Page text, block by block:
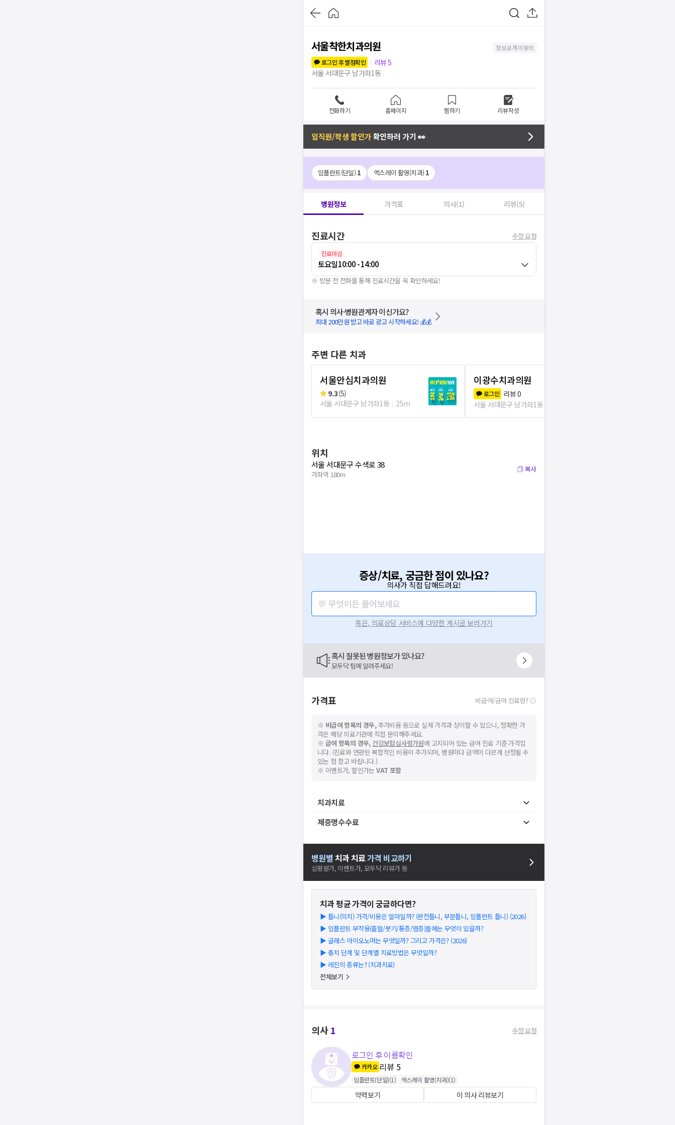
서울착한치과의원
정보공개 미동의
로그인 후 별점확인
리뷰5
서울 서대문구 남가좌1동
전화하기 홈페이지 찜하기 리뷰작성
임직원/학생 할인가확인하러 가기 👀
임플란트(단일)1 엑스레이 촬영(치과)1
병원정보 가격표 의사(1) 리뷰(5)
진료시간 수정 요청
진료마감
토요일10:00 - 14:00
※ 방문 전 전화를 통해 진료시간을 꼭 확인하세요!
혹시 의사·병원관계자 이신가요?
최대 200만원 받고 바로 광고 시작하세요! 💰💰
주변 다른 치과
서울안심치과의원
9.3(5)
서울 서대문구 남가좌1동
25m
이광수치과의원
로그인 리뷰0
서울 서대문구 남가좌1동
위치
서울 서대문구 수색로 38
가좌역 180m
복사
증상/치료, 궁금한 점이 있나요?
의사가 직접 답해드려요!
💬 무엇이든 물어보세요
혹은, 의료상담 서비스에 다양한 게시글 보러가기
혹시 잘못된 병원정보가 있나요?
모두닥 팀에 알려주세요!
가격표 비급여/급여 진료란?
※ 비급여 항목의 경우,추가비용 등으로 실제 가격과 상이할 수 있으니, 정확한 가
격은 해당 의료기관에 직접 문의해주세요.
※ 급여 항목의 경우, 건강보험심사평가원에 고지되어 있는 급여 진료 기준 가격입
니다. (진료와 연관된 복합적인 비용이 추가되어, 병원마다 금액이 다르게 산정될 수
있는 점 참고 바랍니다.)
※ 이벤트가, 할인가는VAT 포함
치과치료
제증명수수료
병원별 치과치료가격 비교하기
심평원가, 이벤트가, 모두닥 리뷰가 등
치과평균 가격이 궁금하다면?
▶ 틀니(의치) 가격/비용은 얼마일까? (완전틀니, 부분틀니, 임플란트 틀니) (2026)
▶ 임플란트 부작용(출혈/붓기/통증/염증)들에는 무엇이 있을까?
▶ 글래스 아이오노머는 무엇일까? 그리고 가격은? (2026)
▶ 충치 단계 및 단계별 치료방법은 무엇일까?
▶ 레진의 종류는? (치과치료)
전체보기
의사1 수정 요청
로그인 후 이름확인
카카오 리뷰 5
임플란트(단일)(1) 엑스레이 촬영(치과)(1)
약력보기 이 의사 리뷰보기